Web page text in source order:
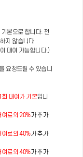
본으로 합니다. 전
지 않습니다.
대여 가능합니다.)
요청드릴 수 있습니
대여가 기본입니
여료의 20%가 추가
여료의 40%가 추가
여료의 40%가 추가